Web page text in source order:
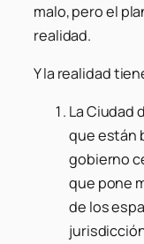
malo, pero el
realidad.
Y la realidad
La Ciudad
que están
gobierno
que pone
de los